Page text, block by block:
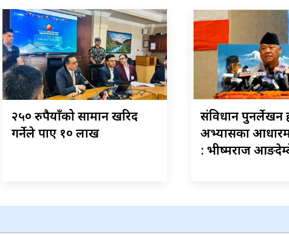
२५० रुपैयाँको सामान खरिद
गर्नेले पाए १० लाख
संविधान पुनर्लेखन
अभ्यासका
: भीष्मराज